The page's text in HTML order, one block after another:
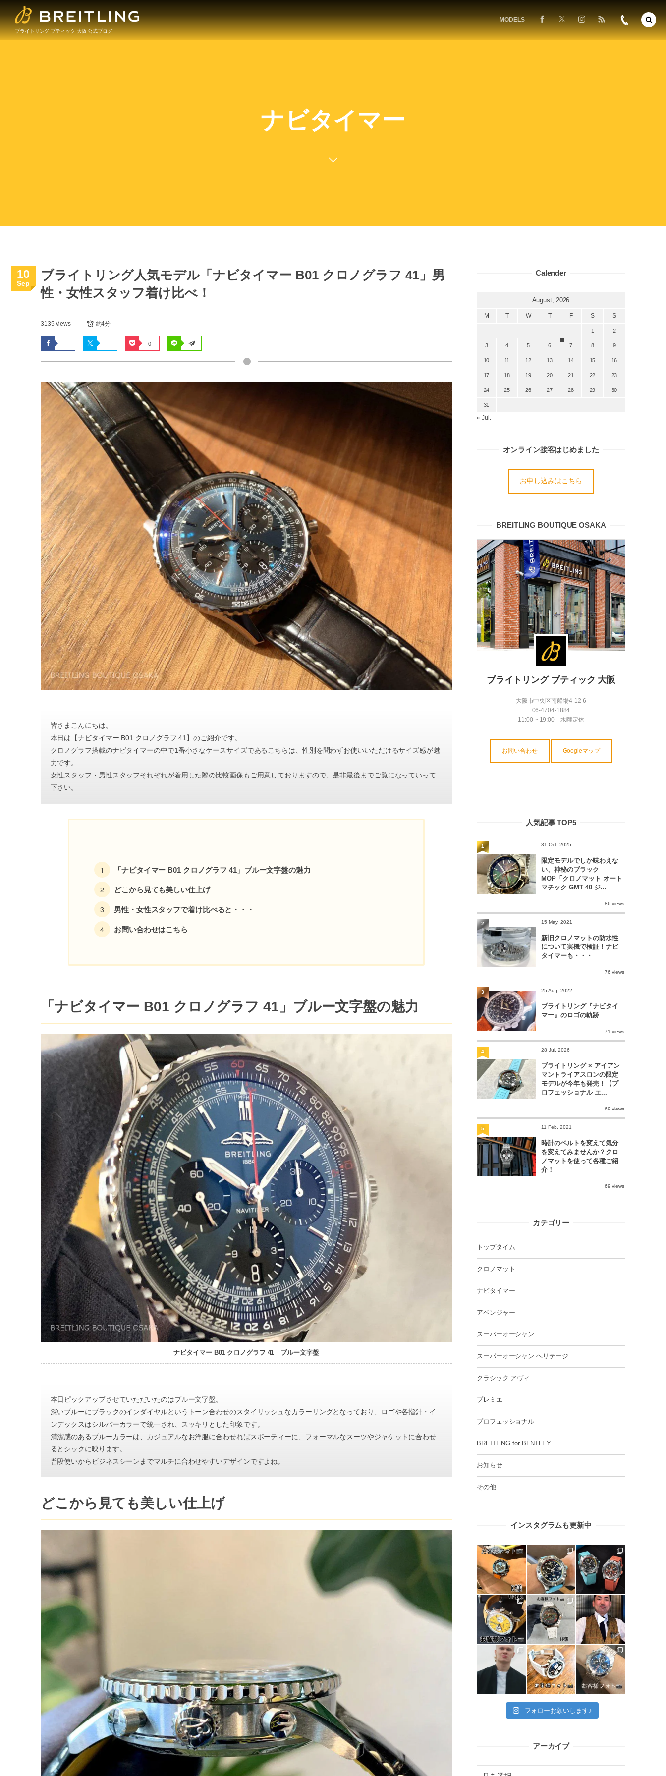
ブライトリング ブティック 大阪 公式ブログ
MODELS
ナビタイマー
10
Sep
ブライトリング人気モデル「ナビタイマー B01 クロノグラフ 41」男
性・女性スタッフ着け比べ！
3135 views 約4分
0
皆さまこんにちは。
本日は【ナビタイマー B01 クロノグラフ 41】のご紹介です。
クロノグラフ搭載のナビタイマーの中で1番小さなケースサイズであるこちらは、性別を問わずお使いいただけるサイズ感が魅
力です。
女性スタッフ・男性スタッフそれぞれが着用した際の比較画像もご用意しておりますので、是非最後までご覧になっていって
下さい。
「ナビタイマー B01 クロノグラフ 41」ブルー文字盤の魅力
どこから見ても美しい仕上げ
男性・女性スタッフで着け比べると・・・
お問い合わせはこちら
「ナビタイマー B01 クロノグラフ 41」ブルー文字盤の魅力
ナビタイマー B01 クロノグラフ 41 ブルー文字盤
本日ピックアップさせていただいたのはブルー文字盤。
深いブルーにブラックのインダイヤルというトーン合わせのスタイリッシュなカラーリングとなっており、ロゴや各指針・イ
ンデックスはシルバーカラーで統一され、スッキリとした印象です。
清潔感のあるブルーカラーは、カジュアルなお洋服に合わせればスポーティーに、フォーマルなスーツやジャケットに合わせ
るとシックに映ります。
普段使いからビジネスシーンまでマルチに合わせやすいデザインですよね。
どこから見ても美しい仕上げ
Calender
August, 2026
M T W T F S S
1 2
3 4 5 6 7 8 9
10 11 12 13 14 15 16
17 18 19 20 21 22 23
24 25 26 27 28 29 30
31
« Jul.
オンライン接客はじめました
お申し込みはこちら
BREITLING BOUTIQUE OSAKA
ブライトリング ブティック 大阪
大阪市中央区南船場4-12-6
06-4704-1884
11:00 ~ 19:00 水曜定休
お問い合わせ Googleマップ
人気記事 TOP5
31 Oct, 2025
限定モデルでしか味わえな
い、神秘のブラック
MOP「クロノマット オート
マチック GMT 40 ジ...
86 views
1
15 May, 2021
新旧クロノマットの防水性
について実機で検証！ナビ
タイマーも・・・
76 views
2
25 Aug, 2022
ブライトリング『ナビタイ
マー』のロゴの軌跡
71 views
3
28 Jul, 2026
ブライトリング × アイアン
マントライアスロンの限定
モデルが今年も発売！【プ
ロフェッショナル エ...
69 views
4
11 Feb, 2021
時計のベルトを変えて気分
を変えてみませんか？クロ
ノマットを使って各種ご紹
介！
69 views
5
カテゴリー
トップタイム
クロノマット
ナビタイマー
アベンジャー
スーパーオーシャン
スーパーオーシャン ヘリテージ
クラシック アヴィ
プレミエ
プロフェッショナル
BREITLING for BENTLEY
お知らせ
その他
インスタグラムも更新中
フォローお願いします♪
アーカイブ